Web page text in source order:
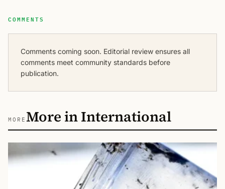
COMMENTS
Comments coming soon. Editorial review ensures all
comments meet community standards before
publication.
MORE More in International